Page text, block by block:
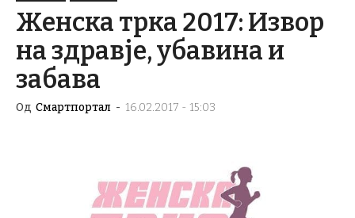
Женска трка 2017: Извор
на здравје, убавина и
забава
Од Смартпортал - 16.02.2017 - 15:03